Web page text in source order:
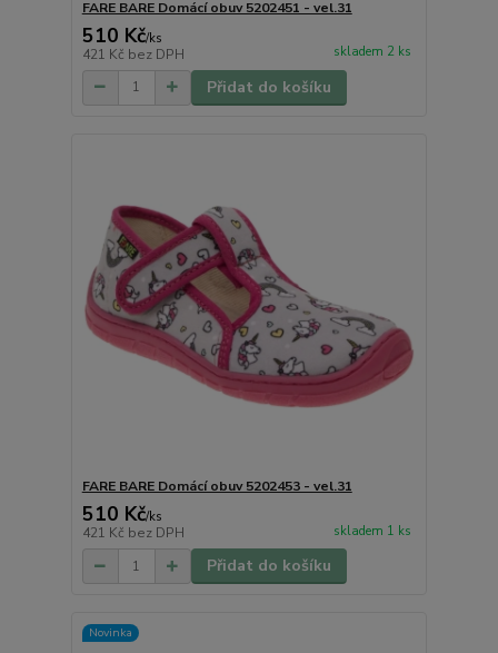
FARE BARE Domácí obuv 5202451 - vel.31
510 Kč/ks
421 Kč bez DPH skladem 2 ks
Přidat do košíku
FARE BARE Domácí obuv 5202453 - vel.31
510 Kč/ks
421 Kč bez DPH skladem 1 ks
Přidat do košíku
Novinka